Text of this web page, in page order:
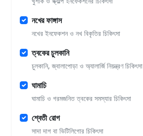
নখের ফাঙ্গাস
নখের ইনফেকশন ও নখ বিকৃতির চিকিৎসা
ত্বকের চুলকানি
চুলকানি, জ্বালাপোড়া ও অ্যালার্জি নিয়ন্ত্রণ চিকিৎসা
ঘামাচি
ঘামাচি ও গরমজনিত ত্বকের সমস্যার চিকিৎসা
শ্বেতী রোগ
সাদা দাগ বা ভিটিলিগোর চিকিৎসা